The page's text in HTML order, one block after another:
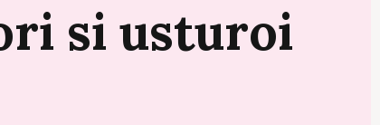
si usturoi